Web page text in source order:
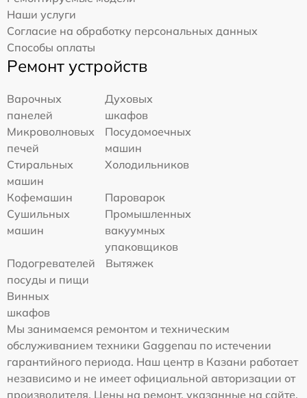
Наши услуги
Согласие на обработку персональных данных
Способы оплаты
Ремонт устройств
Варочных
панелей
Духовых
шкафов
Микроволновых
печей
Посудомоечных
машин
Стиральных
машин
Холодильников
Кофемашин
Пароварок
Сушильных
машин
Промышленных
вакуумных
упаковщиков
Подогревателей
посуды и пищи
Вытяжек
Винных
шкафов
Мы занимаемся ремонтом и техническим
обслуживанием техники Gaggenau по истечении
гарантийного периода. Наш центр в Казани работает
независимо и не имеет официальной авторизации от
производителя. Цены на ремонт, указанные на сайте,